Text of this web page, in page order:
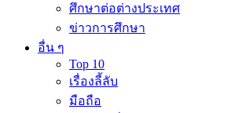
ศึกษาต่อต่างประเทศ
ข่าวการศึกษา
อื่น ๆ
Top 10
เรื่องลี้ลับ
มือถือ